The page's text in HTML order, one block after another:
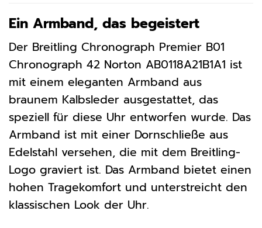
Ein Armband, das begeistert
Der Breitling Chronograph Premier B01
Chronograph 42 Norton AB0118A21B1A1 ist
mit einem eleganten Armband aus
braunem Kalbsleder ausgestattet, das
speziell für diese Uhr entworfen wurde. Das
Armband ist mit einer Dornschließe aus
Edelstahl versehen, die mit dem Breitling-
Logo graviert ist. Das Armband bietet einen
hohen Tragekomfort und unterstreicht den
klassischen Look der Uhr.